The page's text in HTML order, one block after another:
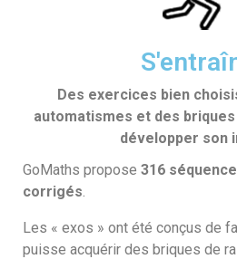
Des exercices bien
automatismes et des
développer son
GoMaths propose 316
corrigés.
Les « exos » ont été conçus de
puisse acquérir des briques de